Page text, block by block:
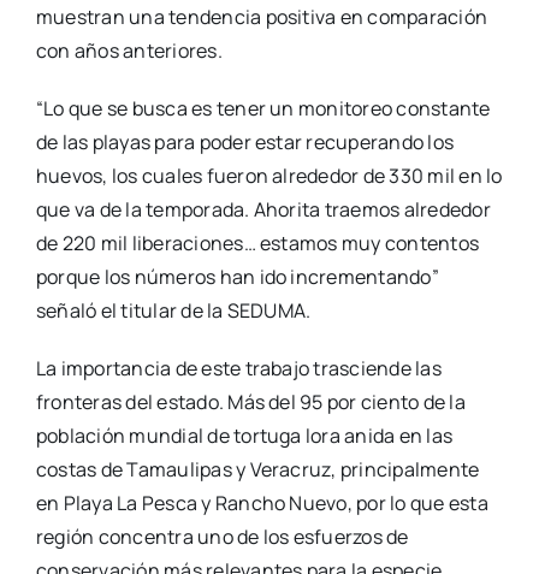
muestran una tendencia positiva en comparación
con años anteriores.
“Lo que se busca es tener un monitoreo constante
de las playas para poder estar recuperando los
huevos, los cuales fueron alrededor de 330 mil en lo
que va de la temporada. Ahorita traemos alrededor
de 220 mil liberaciones… estamos muy contentos
porque los números han ido incrementando”
señaló el titular de la SEDUMA.
La importancia de este trabajo trasciende las
fronteras del estado. Más del 95 por ciento de la
población mundial de tortuga lora anida en las
costas de Tamaulipas y Veracruz, principalmente
en Playa La Pesca y Rancho Nuevo, por lo que esta
región concentra uno de los esfuerzos de